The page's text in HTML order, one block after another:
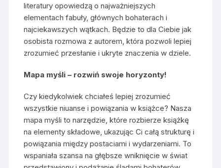
literatury opowiedzą o najważniejszych
elementach fabuły, głównych bohaterach i
najciekawszych wątkach. Będzie to dla Ciebie jak
osobista rozmowa z autorem, która pozwoli lepiej
zrozumieć przesłanie i ukryte znaczenia w dziele.
Mapa myśli – rozwiń swoje horyzonty!
Czy kiedykolwiek chciałeś lepiej zrozumieć
wszystkie niuanse i powiązania w książce? Nasza
mapa myśli to narzędzie, które rozbierze książkę
na elementy składowe, ukazując Ci całą strukturę i
powiązania między postaciami i wydarzeniami. To
wspaniała szansa na głębsze wniknięcie w świat